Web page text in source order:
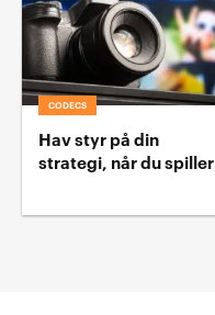
CODECS
Hav styr på din
strategi, når du spiller